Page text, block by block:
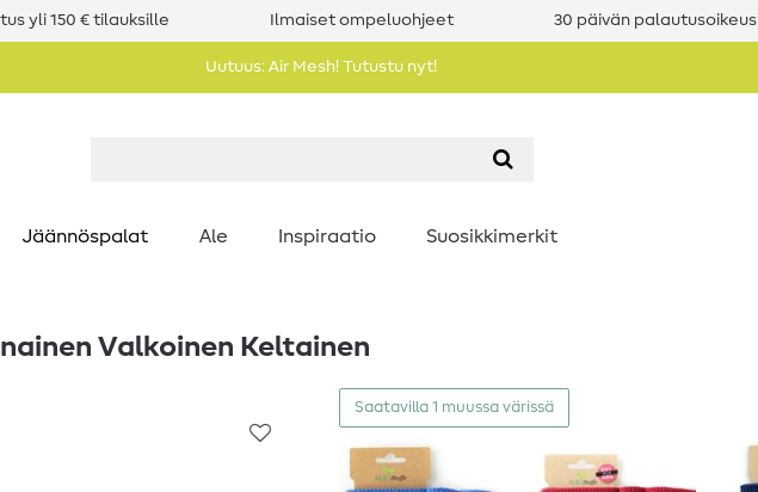
yli 150 € tilauksille Ilmaiset ompeluohjeet 30 päivän palautusoikeus
Uutuus: Air Mesh! Tutustu nyt!
Jäännöspalat Ale Inspiraatio Suosikkimerkit
Valkoinen Keltainen
Saatavilla 1 muussa värissä